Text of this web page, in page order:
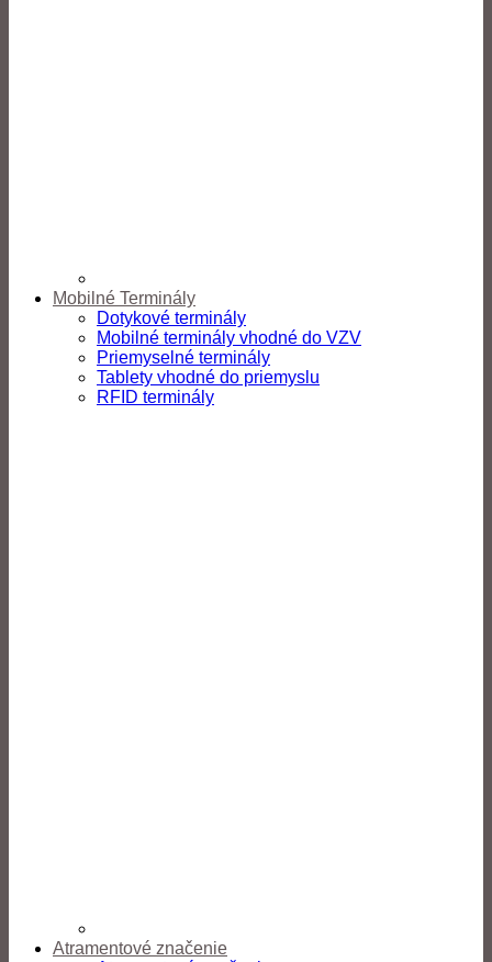
Mobilné Terminály
Dotykové terminály
Mobilné terminály vhodné do VZV
Priemyselné terminály
Tablety vhodné do priemyslu
RFID terminály
Atramentové značenie